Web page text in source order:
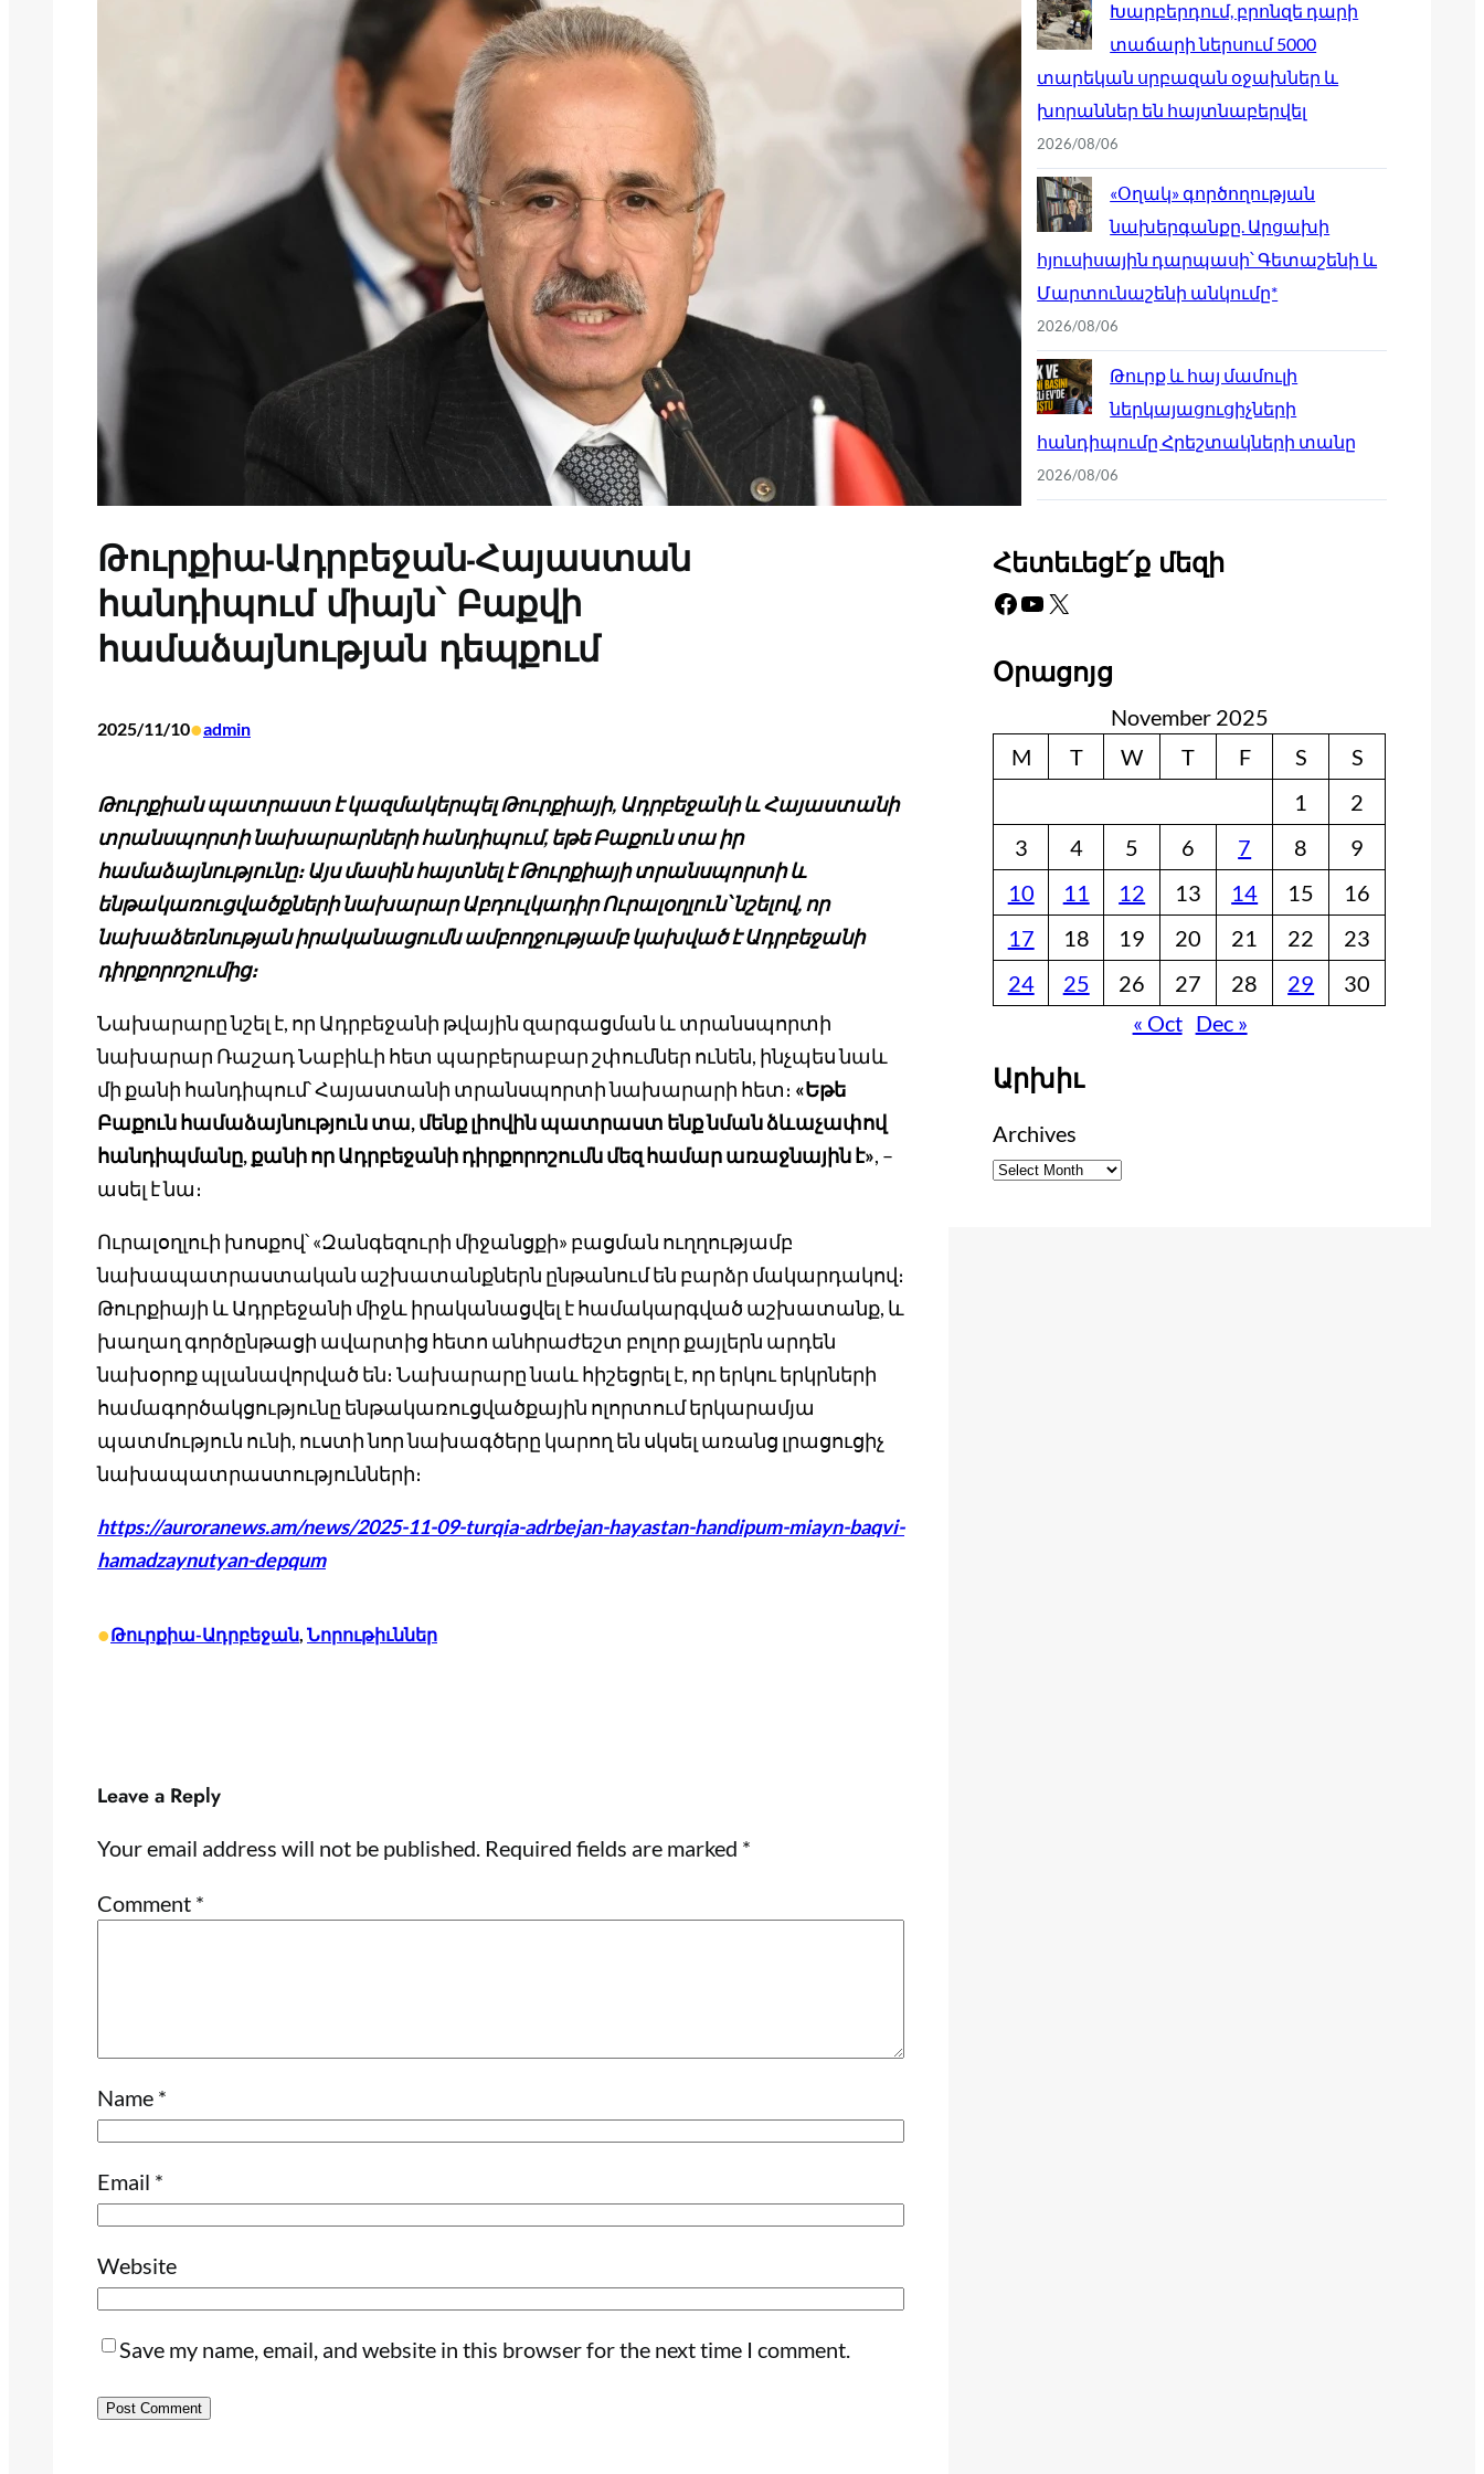
Թուրքիա-Ադրբեջան-Հայաստան
հանդիպում միայն՝ Բաքվի
համաձայնության դեպքում
2025/11/10•admin
Թուրքիան պատրաստ է կազմակերպել Թուրքիայի, Ադրբեջանի և Հայաստանի
տրանսպորտի նախարարների հանդիպում, եթե Բաքուն տա իր
համաձայնությունը։ Այս մասին հայտնել է Թուրքիայի տրանսպորտի և
ենթակառուցվածքների նախարար Աբդուլկադիր Ուրալօղլուն՝ նշելով, որ
նախաձեռնության իրականացումն ամբողջությամբ կախված է Ադրբեջանի
դիրքորոշումից։
Նախարարը նշել է, որ Ադրբեջանի թվային զարգացման և տրանսպորտի
նախարար Ռաշադ Նաբիևի հետ պարբերաբար շփումներ ունեն, ինչպես նաև
մի քանի հանդիպում՝ Հայաստանի տրանսպորտի նախարարի հետ։ «Եթե
Բաքուն համաձայնություն տա, մենք լիովին պատրաստ ենք նման ձևաչափով
հանդիպմանը, քանի որ Ադրբեջանի դիրքորոշումն մեզ համար առաջնային է», –
ասել է նա։
Ուրալօղլուի խոսքով՝ «Զանգեզուրի միջանցքի» բացման ուղղությամբ
նախապատրաստական աշխատանքներն ընթանում են բարձր մակարդակով։
Թուրքիայի և Ադրբեջանի միջև իրականացվել է համակարգված աշխատանք, և
խաղաղ գործընթացի ավարտից հետո անհրաժեշտ բոլոր քայլերն արդեն
նախօրոք պլանավորված են։ Նախարարը նաև հիշեցրել է, որ երկու երկրների
համագործակցությունը ենթակառուցվածքային ոլորտում երկարամյա
պատմություն ունի, ուստի նոր նախագծերը կարող են սկսել առանց լրացուցիչ
նախապատրաստությունների։
https://auroranews.am/news/2025-11-09-turqia-adrbejan-hayastan-handipum-miayn-baqvi-
hamadzaynutyan-depqum
•Թուրքիա-Ադրբեջան, Նորութիւններ
Leave a Reply
Your email address will not be published. Required fields are marked *
Comment *
Name *
Email *
Website
Save my name, email, and website in this browser for the next time I comment.
Խարբերդում, բրոնզե դարի
տաճարի ներսում 5000
տարեկան սրբազան օջախներ և
խորաններ են հայտնաբերվել
2026/08/06
«Օղակ» գործողության
նախերգանքը. Արցախի
հյուսիսային դարպասի՝ Գետաշենի և
Մարտունաշենի անկումը*
2026/08/06
Թուրք և հայ մամուլի
ներկայացուցիչների
հանդիպումը Հրեշտակների տանը
2026/08/06
Հետեւեցէ՛ք մեզի
Facebook YouTube X
Օրացոյց
November 2025
M
T W T F S
S
1
2
3
4 5 6 7 8
9
10
11 12 13 14 15
16
17
18 19 20 21 22
23
24
25 26 27 28 29
30
« Oct Dec »
Արխիւ
Archives